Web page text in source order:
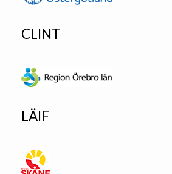
CLINT
LÄIF